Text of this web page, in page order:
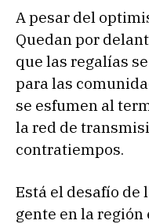
A pesar del
Quedan por
que las regalías
para las
se esfumen al
la red de
contratiempos.
Está el desafío de
gente en la